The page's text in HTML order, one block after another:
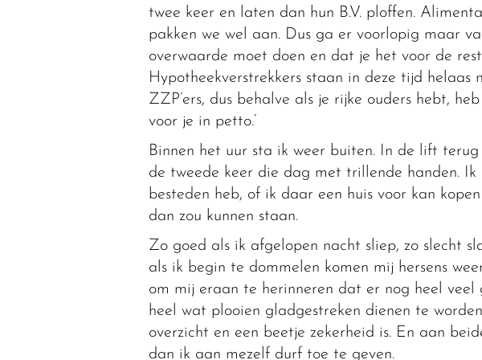
twee keer en laten dan hun B.V. ploffen.
pakken we wel aan. Dus ga er voorlopig maar
overwaarde moet doen en dat je het voor de
Hypotheekverstrekkers staan in deze tijd helaas
ZZP’ers, dus behalve als je rijke ouders hebt,
voor je in petto.’
Binnen het uur sta ik weer buiten. In de lift
de tweede keer die dag met trillende handen.
besteden heb, of ik daar een huis voor kan
dan zou kunnen staan.
Zo goed als ik afgelopen nacht sliep, zo slecht
als ik begin te dommelen komen mij hersens
om mij eraan te herinneren dat er nog heel veel
heel wat plooien gladgestreken dienen te
overzicht en een beetje zekerheid is. En aan
dan ik aan mezelf durf toe te geven.